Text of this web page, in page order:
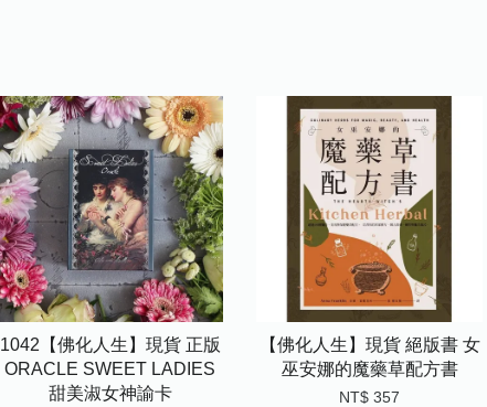
1042【佛化人生】現貨 正版
ORACLE SWEET LADIES
甜美淑女神諭卡
【佛化人生】現貨 絕版書 女
巫安娜的魔藥草配方書
NT$ 357